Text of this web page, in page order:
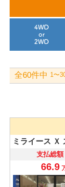
4WD
or
2WD
全60件中 1〜
ミライース Ｘ
支払総額
66.9